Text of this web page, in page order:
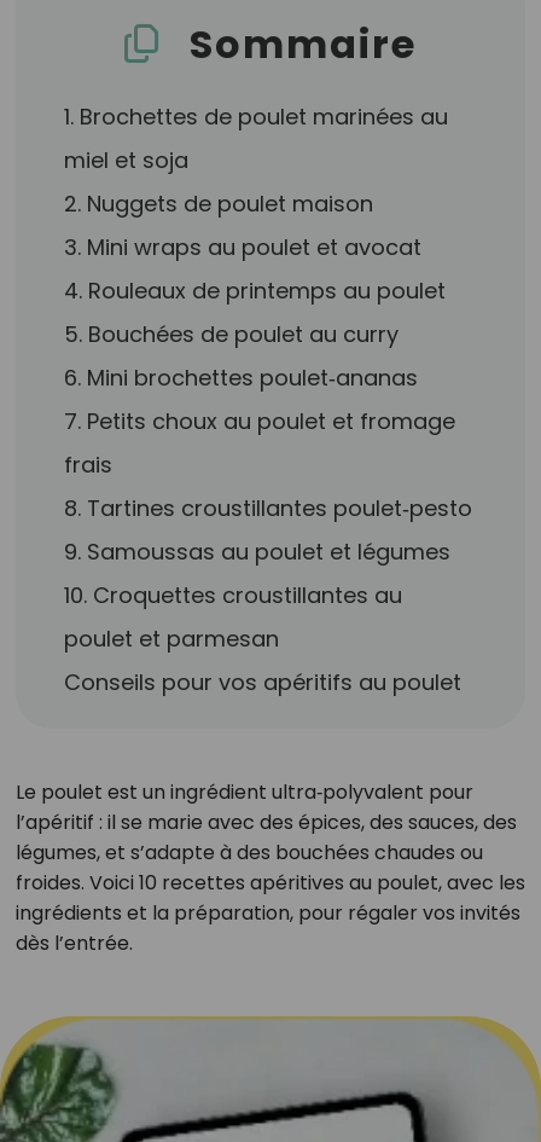
Sommaire
1. Brochettes de poulet marinées au
miel et soja
2. Nuggets de poulet maison
3. Mini wraps au poulet et avocat
4. Rouleaux de printemps au poulet
5. Bouchées de poulet au curry
6. Mini brochettes poulet‑ananas
7. Petits choux au poulet et fromage
frais
8. Tartines croustillantes poulet‑pesto
9. Samoussas au poulet et légumes
10. Croquettes croustillantes au
poulet et parmesan
Conseils pour vos apéritifs au poulet
Le poulet est un ingrédient ultra‑polyvalent pour
l’apéritif : il se marie avec des épices, des sauces, des
légumes, et s’adapte à des bouchées chaudes ou
froides. Voici 10 recettes apéritives au poulet, avec les
ingrédients et la préparation, pour régaler vos invités
dès l’entrée.